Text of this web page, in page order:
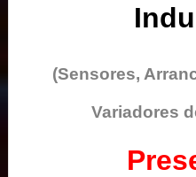
(Sensores,
Variadores